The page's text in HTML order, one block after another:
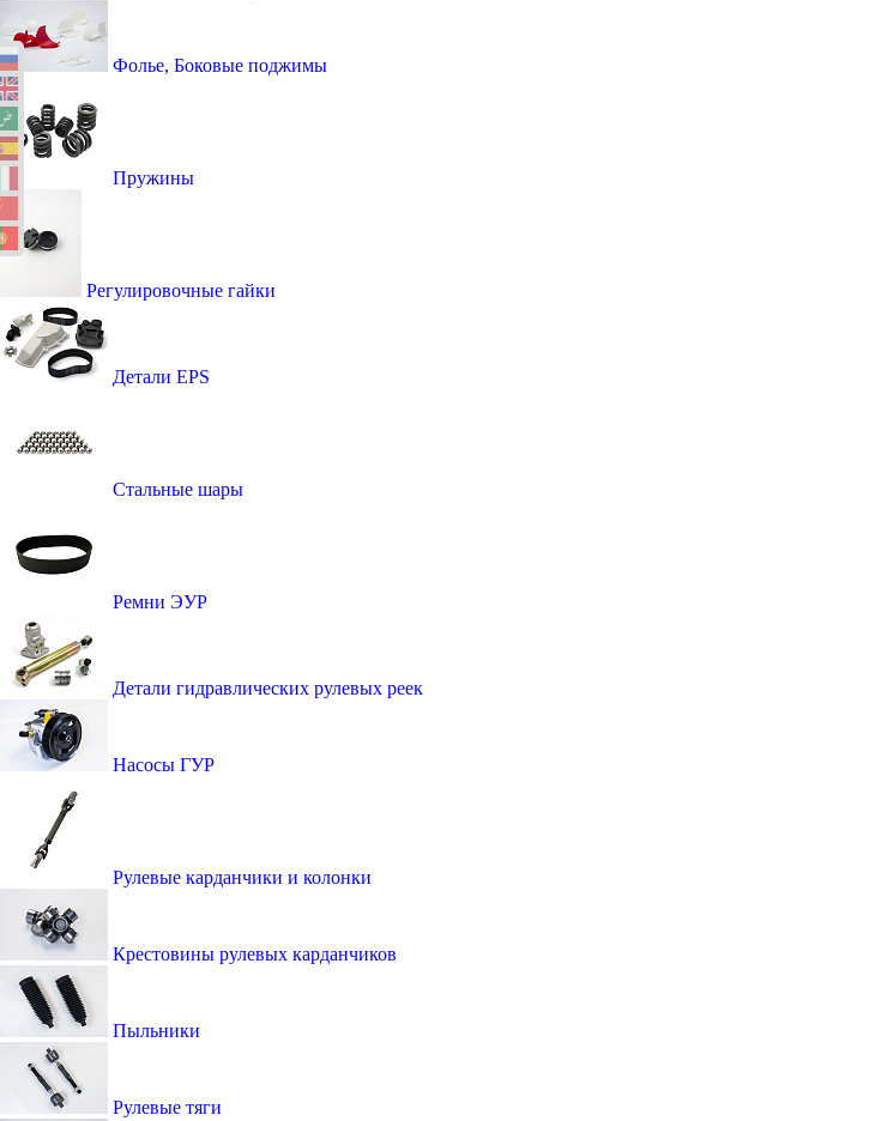
Фолье, Боковые поджимы
Пружины
Регулировочные гайки
Детали EPS
Стальные шары
Ремни ЭУР
Детали гидравлических рулевых реек
Насосы ГУР
Рулевые карданчики и колонки
Крестовины рулевых карданчиков
Пыльники
Рулевые тяги